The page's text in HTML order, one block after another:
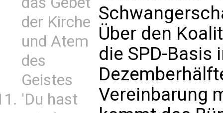
der Kirche
und Atem
des
Geistes
'Du hast
Über den
die SPD-Basis
Vereinbarung